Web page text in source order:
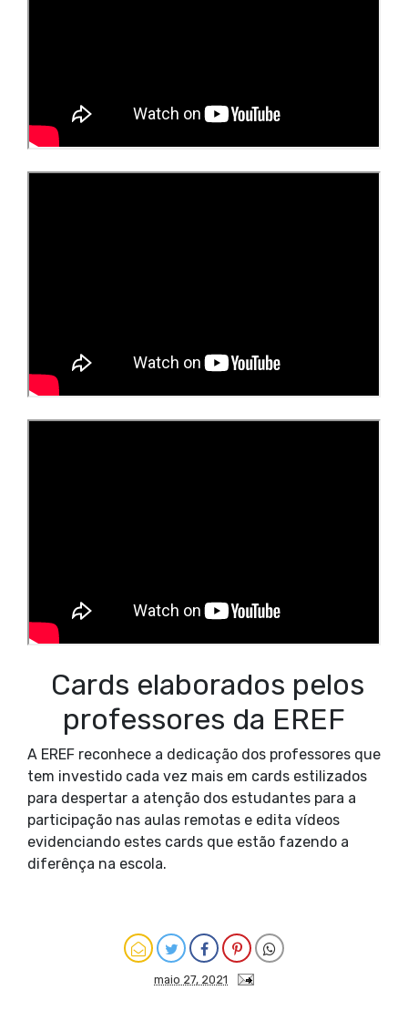
Cards elaborados pelos
professores da EREF
A EREF reconhece a dedicação dos professores que
tem investido cada vez mais em cards estilizados
para despertar a atenção dos estudantes para a
participação nas aulas remotas e edita vídeos
evidenciando estes cards que estão fazendo a
diferênça na escola.
maio 27, 2021